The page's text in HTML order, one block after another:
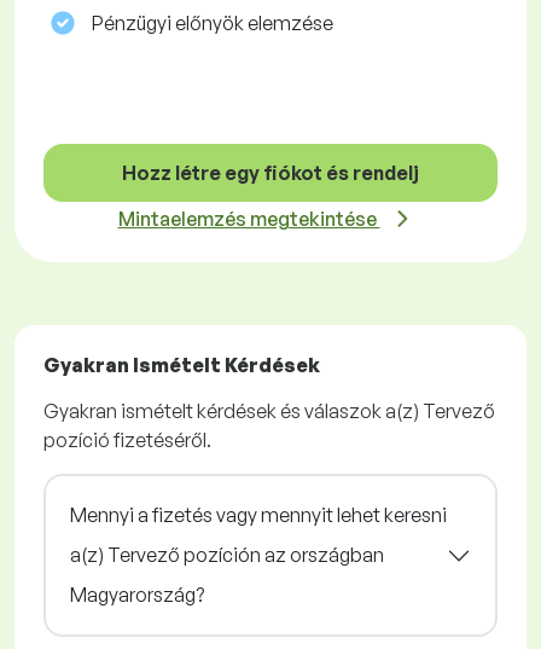
Pénzügyi előnyök elemzése
Hozz létre egy fiókot és rendelj
Mintaelemzés megtekintése
Gyakran Ismételt Kérdések
Gyakran ismételt kérdések és válaszok a(z) Tervező
pozíció fizetéséről.
Mennyi a fizetés vagy mennyit lehet keresni
a(z) Tervező pozíción az országban
Magyarország?